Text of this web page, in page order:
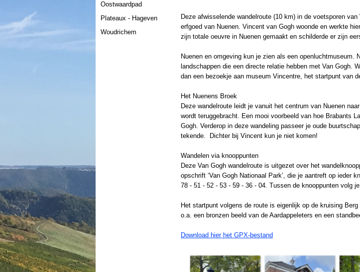
Oostwaardpad
Plateaux - Hageven
Woudrichem
Deze afwisselende wandelroute (10 km) in de voetsporen
erfgoed van Nuenen. Vincent van Gogh woonde en werkte
zijn totale oeuvre in Nuenen gemaakt en schilderde er zijn
Nuenen en omgeving kun je zien als een openluchtmuseum.
landschappen die een directe relatie hebben met Van Gogh.
dan een bezoekje aan museum Vincentre, het startpunt van
Het Nuenens Broek
Deze wandelroute leidt je vanuit het centrum van Nuenen
wordt teruggebracht. Een mooi voorbeeld van hoe Brabants
Gogh. Verderop in deze wandeling passeer je oude
tekende. Dichter bij Vincent kun je niet komen!
Wandelen via knooppunten
Deze Van Gogh wandelroute is uitgezet over het
opschrift ‘Van Gogh Nationaal Park’, die je aantreft op ieder
78 - 51 - 52 - 53 - 59 - 36 - 04. Tussen de knooppunten volg
Het startpunt volgens de route is eigenlijk op de kruising
o.a. een bronzen beeld van de Aardappeleters en een
Download hier het GPX-bestand